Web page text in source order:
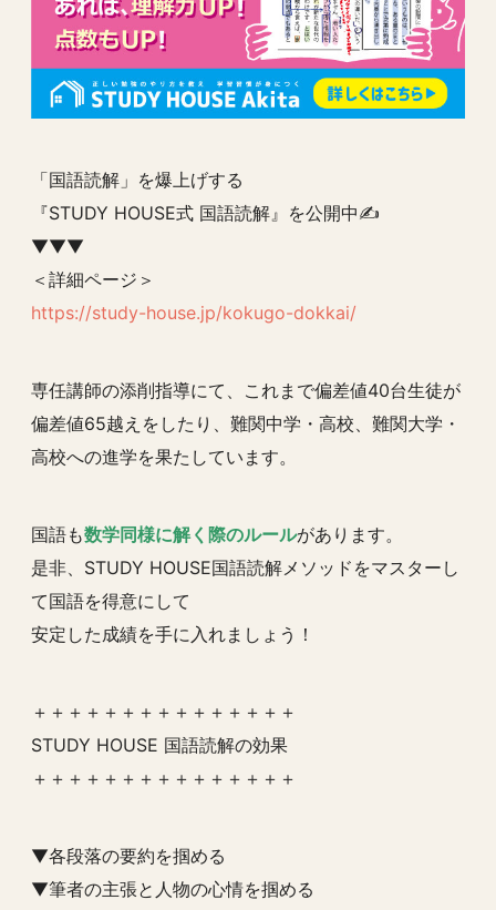
「国語読解」を爆上げする
『STUDY HOUSE式 国語読解』を公開中✍️
▼▼▼
＜詳細ページ＞
https://study-house.jp/kokugo-dokkai/
専任講師の添削指導にて、これまで偏差値40台生徒が
偏差値65越えをしたり、難関中学・高校、難関大学・
高校への進学を果たしています。
国語も数学同様に解く際のルールがあります。
是非、STUDY HOUSE国語読解メソッドをマスターし
て国語を得意にして
安定した成績を手に入れましょう！
＋＋＋＋＋＋＋＋＋＋＋＋＋＋＋
STUDY HOUSE 国語読解の効果
＋＋＋＋＋＋＋＋＋＋＋＋＋＋＋
▼各段落の要約を掴める
▼筆者の主張と人物の心情を掴める